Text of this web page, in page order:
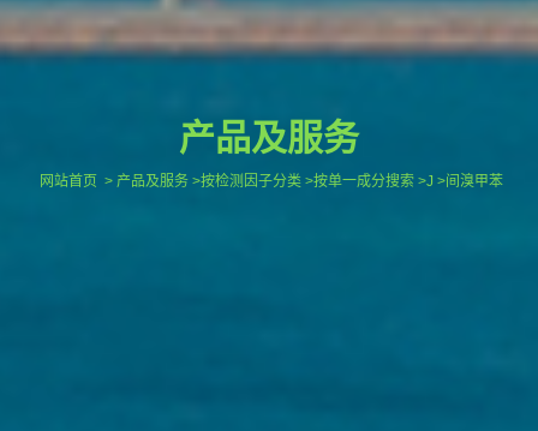
产品及服务
网站首页 > 产品及服务 >按检测因子分类 >按单一成分搜索 >J >间溴甲苯